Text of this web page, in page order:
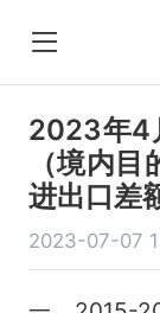
2023年4
（境内
进出口差
2023-07-07